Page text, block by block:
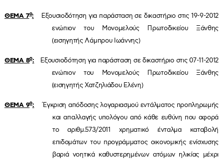
ΘΕΜΑ 7ο:
Εξουσιοδότηση για παράσταση σε δικαστήριο στις 19-9-2012
ενώπιον του Μονομελούς Πρωτοδικείου Ξάνθης
(εισηγητής Λάμπρου Ιωάννης)
ΘΕΜΑ 8ο:
Εξουσιοδότηση για παράσταση σε δικαστήριο στις 07-11-2012
ενώπιον του Μονομελούς Πρωτοδικείου Ξάνθης
(εισηγητής Χατζηλιάδου Ελένη)
ΘΕΜΑ 9ο: Έγκριση απόδοσης λογαριασμού εντάλματος προπληρωμής
και απαλλαγής υπολόγου από κάθε ευθύνη που αφορά
το αριθμ.573/2011 χρηματικό ένταλμα καταβολή
επιδομάτων του προγράμματος οικονομικής ενίσχυσης
βαριά νοητικά καθυστερημένων ατόμων ηλικίας μέχρι